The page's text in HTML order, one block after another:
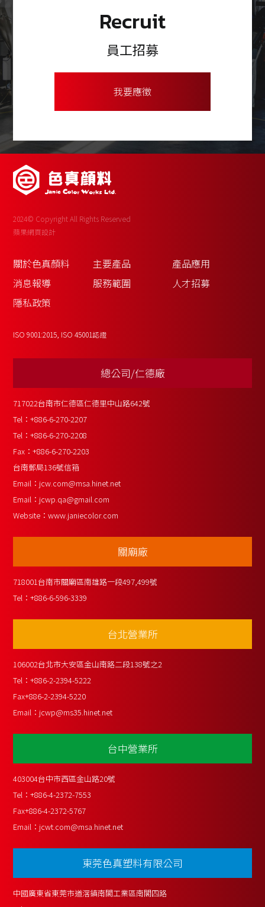
Recruit
員工招募
我要應徵
2024© Copyright All Rights Reserved
蘋果網頁設計
關於色真顏料 主要產品
產品應用
消息報導
服務範圍
人才招募
隱私政策
ISO 9001:2015, ISO 45001認證
總公司/仁德廠
717022台南市仁德區仁德里中山路642號
Tel：+886-6-270-2207
Tel：+886-6-270-2208
Fax：+886-6-270-2203
台南郵局136號信箱
Email： jcw.com@msa.hinet.net
Email： jcwp.qa@gmail.com
Website：www.janiecolor.com
關廟廠
718001台南市關廟區南雄路一段497,499號
Tel：+886-6-596-3339
台北營業所
106002台北市大安區金山南路二段138號之2
Tel：+886-2-2394-5222
Fax+886-2-2394-5220
Email： jcwp@ms35.hinet.net
台中營業所
403004台中市西區金山路20號
Tel：+886-4-2372-7553
Fax+886-4-2372-5767
Email： jcwt.com@msa.hinet.net
東莞色真塑料有限公司
中國廣東省東莞市道滘鎮南閣工業區南閣四路